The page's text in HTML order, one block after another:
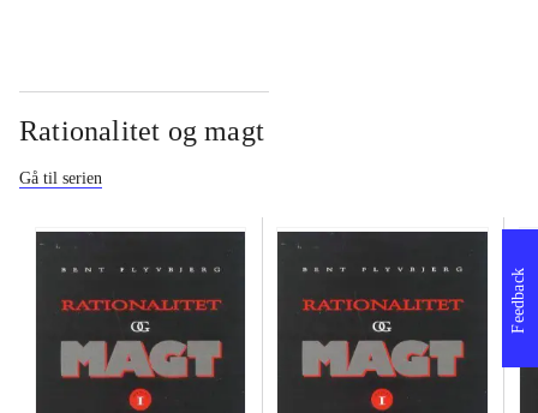
Rationalitet og magt
Gå til serien
Feedback